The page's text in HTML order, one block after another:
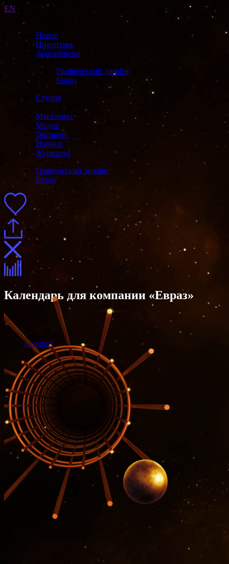
EN
Новое
Инвентарь
Задизайнено
Графический дизайн
Евраз
Студия
Магазинус
Медиа
Экспресс
Иронов
Журналус
Графический дизайн
Евраз
Календарь для компании «Евраз»
Описание
Описание
Процесс